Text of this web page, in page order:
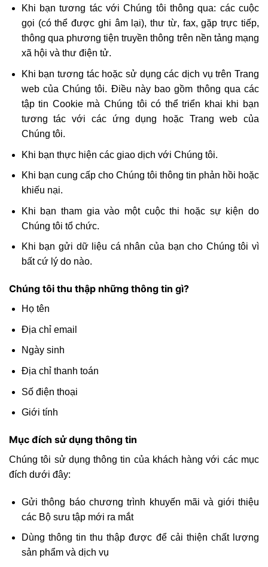
Khi bạn tương tác với Chúng tôi thông qua: các cuộc
gọi (có thể được ghi âm lại), thư từ, fax, gặp trực tiếp,
thông qua phương tiện truyền thông trên nền tảng mạng
xã hội và thư điện tử.
Khi bạn tương tác hoặc sử dụng các dịch vụ trên Trang
web của Chúng tôi. Điều này bao gồm thông qua các
tập tin Cookie mà Chúng tôi có thể triển khai khi bạn
tương tác với các ứng dụng hoặc Trang web của
Chúng tôi.
Khi bạn thực hiện các giao dịch với Chúng tôi.
Khi bạn cung cấp cho Chúng tôi thông tin phản hồi hoặc
khiếu nại.
Khi bạn tham gia vào một cuộc thi hoặc sự kiện do
Chúng tôi tổ chức.
Khi bạn gửi dữ liệu cá nhân của bạn cho Chúng tôi vì
bất cứ lý do nào.
Chúng tôi thu thập những thông tin gì?
Họ tên
Địa chỉ email
Ngày sinh
Địa chỉ thanh toán
Số điện thoại
Giới tính
Mục đích sử dụng thông tin
Chúng tôi sử dụng thông tin của khách hàng với các mục
đích dưới đây:
Gửi thông báo chương trình khuyến mãi và giới thiệu
các Bộ sưu tập mới ra mắt
Dùng thông tin thu thập được để cải thiện chất lượng
sản phẩm và dịch vụ